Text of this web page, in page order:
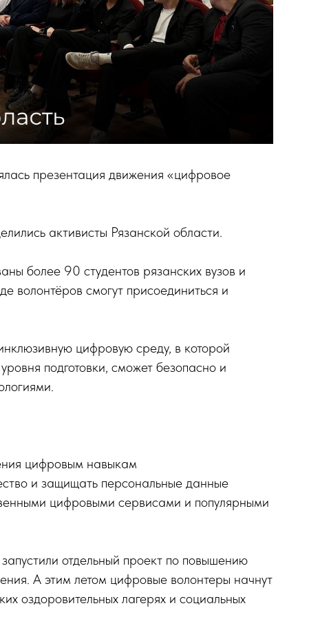
презентация движения «цифровое
активисты Рязанской области.
более 90 студентов рязанских вузов и
волонтёров смогут присоединиться и
цифровую среду, в которой
подготовки, сможет безопасно и
цифровым навыкам
и защищать персональные данные
цифровыми сервисами и популярными
отдельный проект по повышению
А этим летом цифровые волонтеры начнут
оздоровительных лагерях и социальных